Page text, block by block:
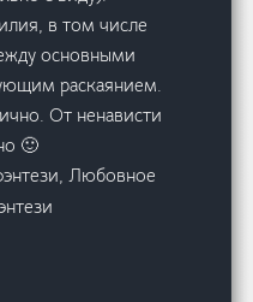
в том числе
основными
раскаянием.
От ненависти
🙂
Любовное